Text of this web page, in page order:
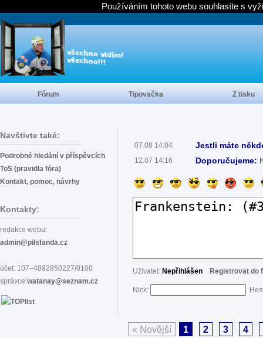
Navštivte také:
Podrobné hledání v příspěvcích
ToS (pravidla fóra)
Kontakt, pomoc, návrhy
Kontakty:
redakce webu:
admin@pilsfanda.cz
účet: 107–4892850227/0100
správce:watanay@seznam.cz
07.08 14:04 Jestli máte
12.07 14:16 Doporučujeme:
Uživatel: Nepřihlášen Registrovat do
Nick:
« Novější 1 2 3 4
Fórum Tipovačka Z tisku
Používáním tohoto webu souhlasíte s